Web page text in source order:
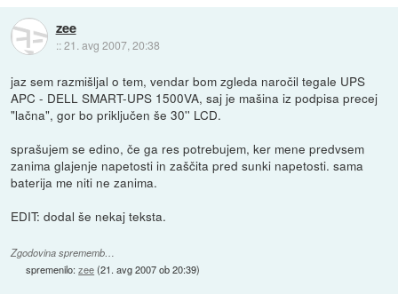
zee
::21. avg 2007, 20:38
jaz sem razmišljal o tem, vendar bom zgleda naročil tegale UPS
APC - DELL SMART-UPS 1500VA, saj je mašina iz podpisa precej
"lačna", gor bo priključen še 30'' LCD.
sprašujem se edino, če ga res potrebujem, ker mene predvsem
zanima glajenje napetosti in zaščita pred sunki napetosti. sama
baterija me niti ne zanima.
EDIT: dodal še nekaj teksta.
Zgodovina sprememb…
spremenilo:zee(21. avg 2007 ob 20:39)